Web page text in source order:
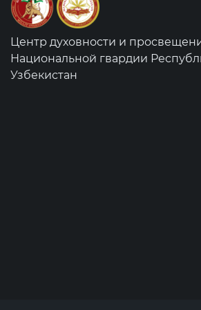
Центр духовности и
Национальной гвардии
Узбекистан